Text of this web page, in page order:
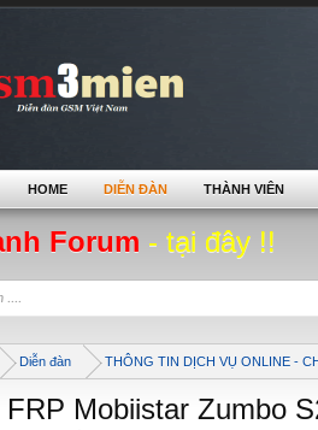
Forum - tại đây !!
Diễn đàn THÔNG TIN DỊCH VỤ ONLINE -
FRP Mobiistar Zumbo
HOME DIỄN ĐÀN THÀNH VIÊN